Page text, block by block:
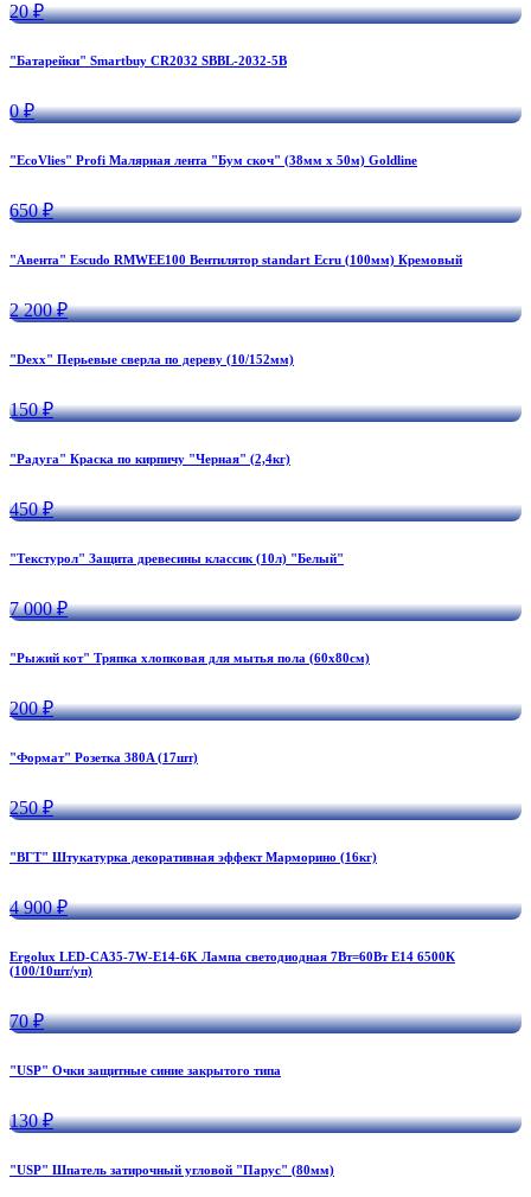
20 ₽
"Батарейки" Smartbuy CR2032 SBBL-2032-5B
0 ₽
"EcoVlies" Profi Малярная лента "Бум скоч" (38мм х 50м) Goldline
650 ₽
"Авента" Escudo RMWEE100 Вентилятор standart Ecru (100мм) Кремовый
2 200 ₽
"Dexx" Перьевые сверла по дереву (10/152мм)
150 ₽
"Радуга" Краска по кирпичу "Черная" (2,4кг)
450 ₽
"Текстурол" Защита древесины классик (10л) "Белый"
7 000 ₽
"Рыжий кот" Тряпка хлопковая для мытья пола (60х80см)
200 ₽
"Формат" Розетка 380A (17шт)
250 ₽
"ВГТ" Штукатурка декоративная эффект Марморино (16кг)
4 900 ₽
Ergolux LED-CA35-7W-E14-6K Лампа светодиодная 7Вт=60Вт Е14 6500К
(100/10шт/уп)
70 ₽
"USP" Очки защитные синие закрытого типа
130 ₽
"USP" Шпатель затирочный угловой "Парус" (80мм)